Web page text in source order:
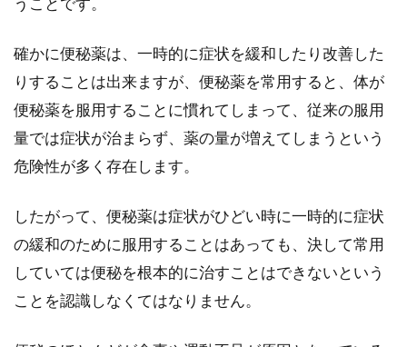
確かに便秘薬は、一時的に症状を緩和したり改善した
りすることは出来ますが、便秘薬を常用すると、体が
便秘薬を服用することに慣れてしまって、従来の服用
量では症状が治まらず、薬の量が増えてしまうという
危険性が多く存在します。
したがって、便秘薬は症状がひどい時に一時的に症状
の緩和のために服用することはあっても、決して常用
していては便秘を根本的に治すことはできないという
ことを認識しなくてはなりません。